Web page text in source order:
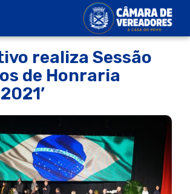
realiza Sessão
de Honraria